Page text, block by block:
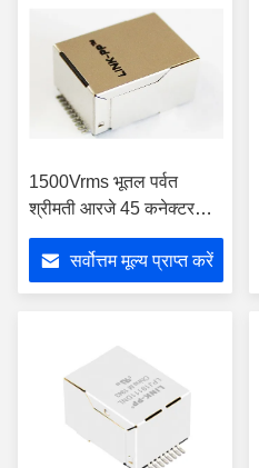
1500Vrms भूतल पर्वत
श्रीमती आरजे 45 कनेक्टर
पीसी Mainboard J0C-
0006NL के लिए
सर्वोत्तम मूल्य प्राप्त करें